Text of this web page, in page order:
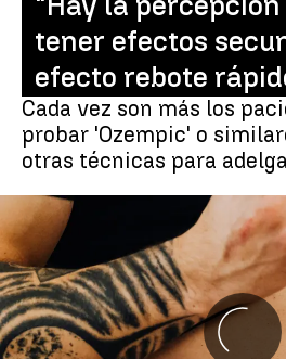
tener efectos
efecto rebote
Cada vez son más los
probar 'Ozempic' o
otras técnicas para